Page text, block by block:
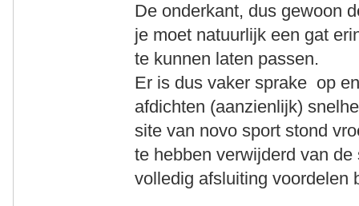
De onderkant, dus gewoon
je moet natuurlijk een gat
te kunnen laten passen.
Er is dus vaker sprake op
afdichten (aanzienlijk)
site van novo sport stond
te hebben verwijderd van
volledig afsluiting voordelen